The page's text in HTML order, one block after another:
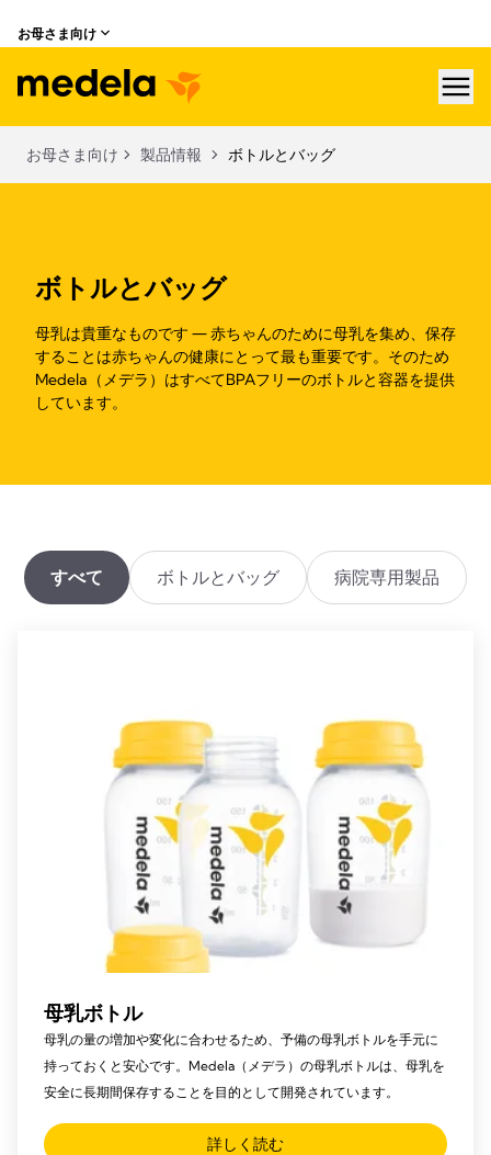
お母さま向け
お母さま向け 製品情報 ボトルとバッグ
ボトルとバッグ
母乳は貴重なものです ― 赤ちゃんのために母乳を集め、保存
することは赤ちゃんの健康にとって最も重要です。そのため
Medela（メデラ）はすべてBPAフリーのボトルと容器を提供
しています。
すべて ボトルとバッグ 病院専用製品
母乳ボトル
母乳の量の増加や変化に合わせるため、予備の母乳ボトルを手元に
持っておくと安心です。Medela（メデラ）の母乳ボトルは、母乳を
安全に長期間保存することを目的として開発されています。
詳しく読む